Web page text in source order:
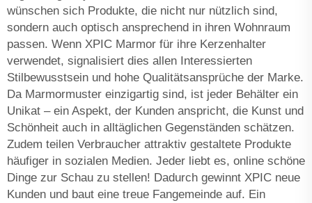
wünschen sich Produkte, die nicht nur nützlich sind,
sondern auch optisch ansprechend in ihren Wohnraum
passen. Wenn XPIC Marmor für ihre Kerzenhalter
verwendet, signalisiert dies allen Interessierten
Stilbewusstsein und hohe Qualitätsansprüche der Marke.
Da Marmormuster einzigartig sind, ist jeder Behälter ein
Unikat – ein Aspekt, der Kunden anspricht, die Kunst und
Schönheit auch in alltäglichen Gegenständen schätzen.
Zudem teilen Verbraucher attraktiv gestaltete Produkte
häufiger in sozialen Medien. Jeder liebt es, online schöne
Dinge zur Schau zu stellen! Dadurch gewinnt XPIC neue
Kunden und baut eine treue Fangemeinde auf. Ein